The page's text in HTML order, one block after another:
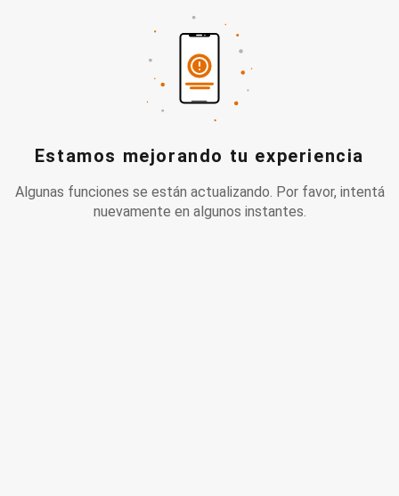
Estamos mejorando tu experiencia
Algunas funciones se están actualizando. Por favor, intentá
nuevamente en algunos instantes.